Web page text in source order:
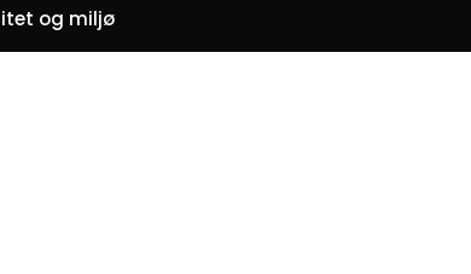
Om oss
og miljø